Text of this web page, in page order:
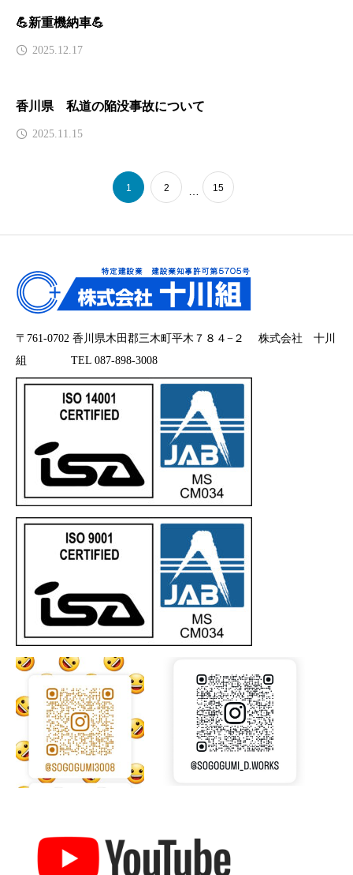
💪新重機納車💪
2025.12.17
香川県 私道の陥没事故について
2025.11.15
1 2 15
〒761-0702 香川県木田郡三木町平木７８４−２ 株式会社 十川
組 TEL 087-898-3008